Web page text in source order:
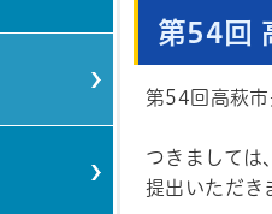
第54 回
第54回高萩市
つきましては
提出いただき